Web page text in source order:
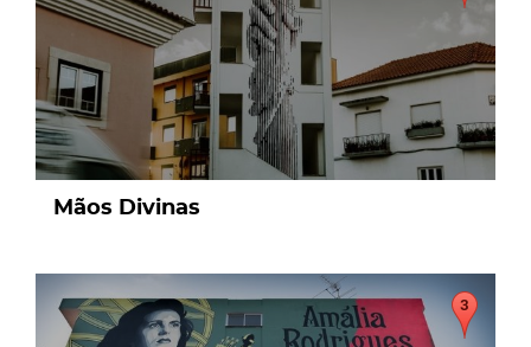
Mãos Divinas
page